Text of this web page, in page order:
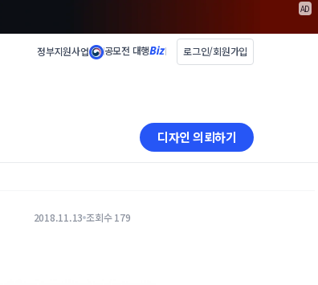
AD
정부지원사업 공모전 대행 로그인/회원가입
디자인 의뢰하기
2018.11.13 조회수 179